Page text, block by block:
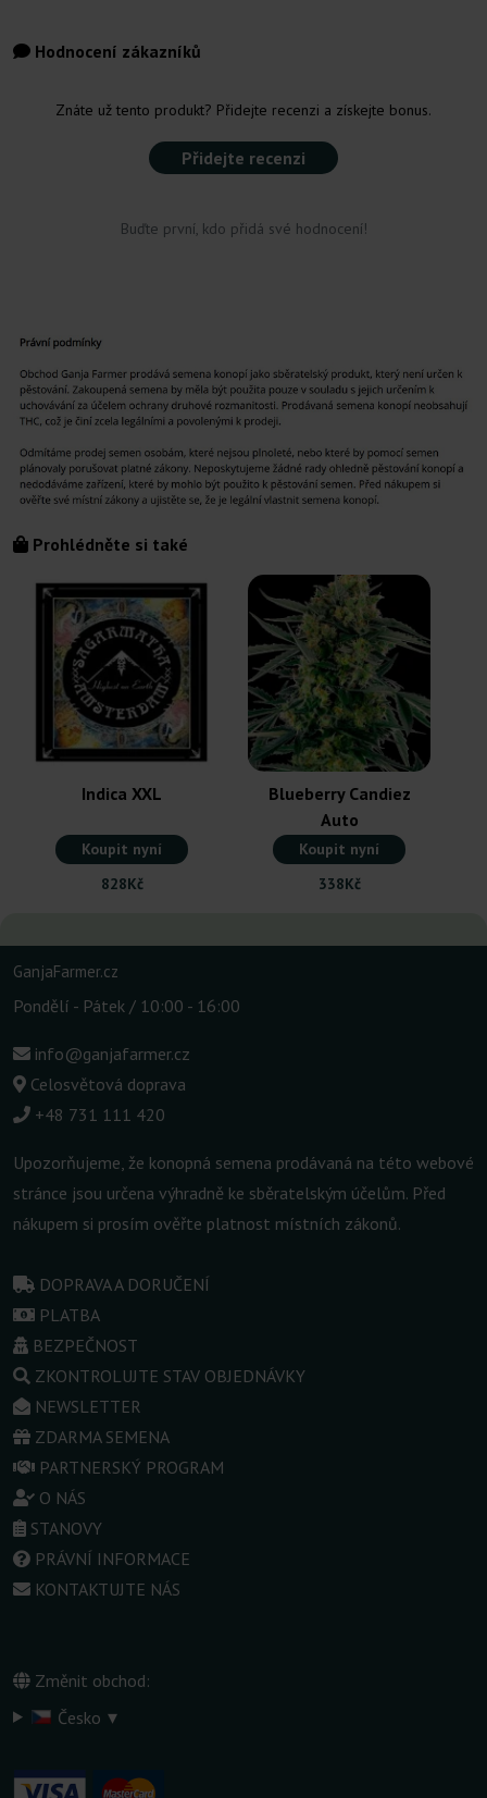
Hodnocení zákazníků
Znáte už tento produkt? Přidejte recenzi a získejte bonus.
Přidejte recenzi
Buďte první, kdo přidá své hodnocení!
Prohlédněte si také
Indica XXL
Koupit nyní
828Kč
Blueberry Candiez
Auto
Koupit nyní
338Kč
GanjaFarmer.cz
Pondělí - Pátek / 10:00 - 16:00
info@ganjafarmer.cz
Celosvětová doprava
+48 731 111 420
Upozorňujeme, že konopná semena prodávaná na této webové
stránce jsou určena výhradně ke sběratelským účelům. Před
nákupem si prosím ověřte platnost místních zákonů.
DOPRAVA A DORUČENÍ
PLATBA
BEZPEČNOST
ZKONTROLUJTE STAV OBJEDNÁVKY
NEWSLETTER
ZDARMA SEMENA
PARTNERSKÝ PROGRAM
O NÁS
STANOVY
PRÁVNÍ INFORMACE
KONTAKTUJTE NÁS
Změnit obchod:
Česko ▾